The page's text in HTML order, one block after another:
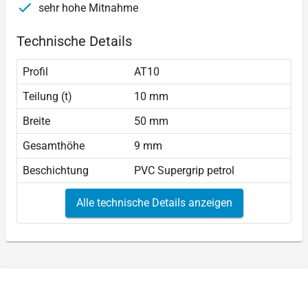
sehr hohe Mitnahme
Technische Details
Profil
AT10
Teilung (t)
10 mm
Breite
50 mm
Gesamthöhe
9 mm
Beschichtung
PVC Supergrip petrol
Alle technische Details anzeigen